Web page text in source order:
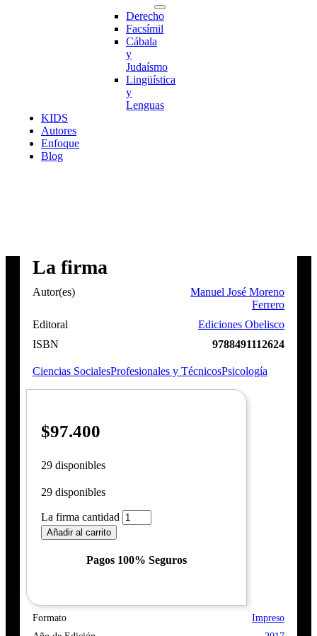
Derecho
Facsímil
Cábala
y
Judaísmo
Lingüística
y
Lenguas
KIDS
Autores
Enfoque
Blog
La firma
Autor(es)
Manuel José Moreno
Ferrero
Editoral
Ediciones Obelisco
ISBN
9788491112624
Ciencias SocialesProfesionales y TécnicosPsicología
$97.400
29 disponibles
29 disponibles
La firma cantidad
Añadir al carrito
Pagos 100% Seguros
Formato
Impreso